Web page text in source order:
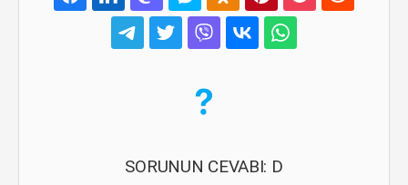
SORUNUN CEVABI: D